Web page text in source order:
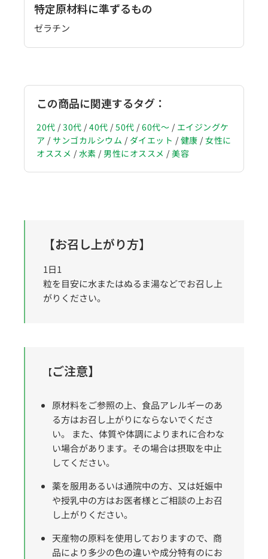
特定原材料に準ずるもの
ゼラチン
この商品に関連するタグ：
20代 / 30代 / 40代 / 50代 / 60代〜 / エイジングケ
ア / サンゴカルシウム / ダイエット / 健康 / 女性に
オススメ / 水素 / 男性にオススメ / 美容
【お召し上がり方】
1日1
粒を目安に水またはぬるま湯などでお召し上
がりください。
【ご注意】
原材料をご参照の上、食品アレルギーのあ
る方はお召し上がりにならないでくださ
い。 また、体質や体調によりまれに合わな
い場合があります。その場合は摂取を中止
してください。
薬を服用あるいは通院中の方、又は妊娠中
や授乳中の方はお医者様とご相談の上お召
し上がりください。
天産物の原料を使用しておりますので、商
品により多少の色の違いや成分特有のにお